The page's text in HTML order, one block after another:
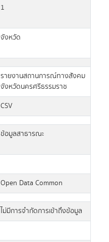
1
จังหวัด
รายงานสถานการณ์ทางสังคม
จังหวัดนครศรีธรรมราช
CSV
ข้อมูลสาธารณะ
Open Data Common
ไม่มีการจำกัดการเข้าถึงข้อมูล